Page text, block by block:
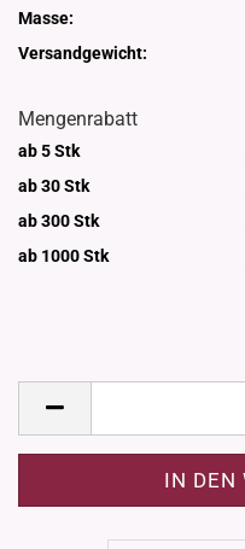
Masse:
Versandgewicht:
Mengenrabatt
ab 5 Stk
ab 30 Stk
ab 300 Stk
ab 1000Stk